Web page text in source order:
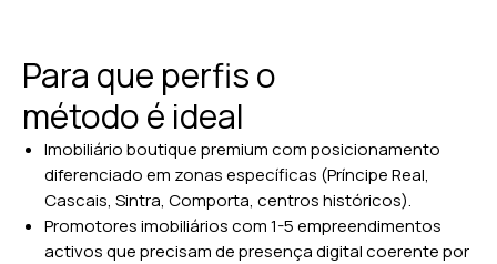
Para que perfis o
método é ideal
Imobiliário boutique premium com posicionamento
diferenciado em zonas específicas (Príncipe Real,
Cascais, Sintra, Comporta, centros históricos).
Promotores imobiliários com 1-5 empreendimentos
activos que precisam de presença digital coerente por